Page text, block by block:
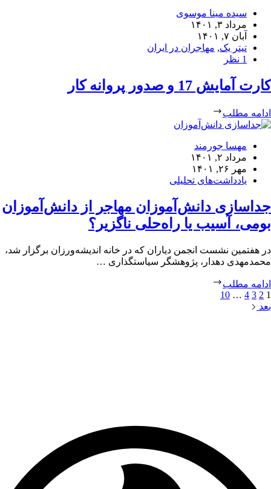
سیده مینا موسوی
مرداد ۳, ۱۴۰۱
آبان ۷, ۱۴۰۱
تیتر یک, مهاجران در ایران
1 نظر
کارت آمایش 17 و صدور پروانه کار
ادامه مطلب
مهسا جورمند
مرداد ۲, ۱۴۰۱
مهر ۲۶, ۱۴۰۱
یادداشت‌های تحلیلی
جداسازی دانش‌آموزان مهاجر از دانش‌آموزان
بومی، آسیب یا راه‌حلی ناگزیر؟
در هفتمین نشست انجمن دیاران که در خانه اندیشه‌ورزان برگزار شد،
محمدمهدی دهدار، پژوهشگر سیاستگذاری …
ادامه مطلب
1
2
3
4
…
10
بعد